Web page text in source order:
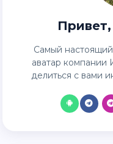
Самый настоящий сургутский лисенок. Я
аватар компании
делиться с вами